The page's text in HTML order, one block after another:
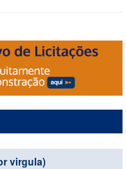
virgula)